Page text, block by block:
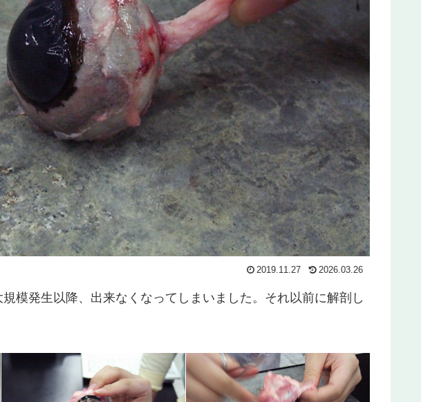
2019.11.27 2026.03.26
模発生以降、出来なくなってしまいました。それ以前に解剖し